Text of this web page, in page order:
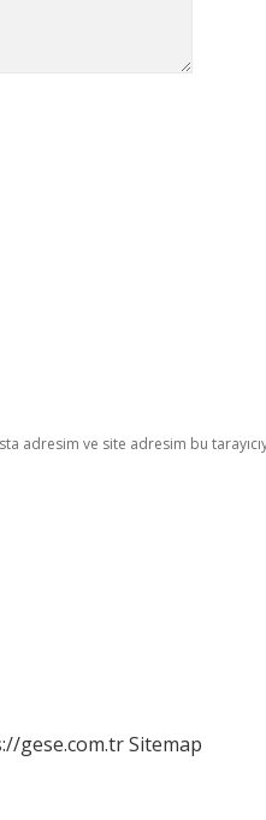
adresim ve site adresim bu
gese.com.trSitemap